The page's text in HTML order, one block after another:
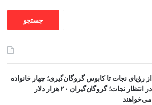
از رؤیای نجات تا کابوس گروگان‌گیری؛ چهار خانواده
در انتظار نجات؛ گروگان‌گیران ۲۰ هزار دلار
می‌خواهند.